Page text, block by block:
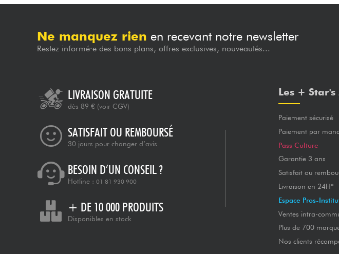
Ne manquez rien en recevant notre newsletter
Restez informé·e des bons plans, offres exclusives, nouveautés...
LIVRAISON GRATUITE
dès 89 € (voir CGV)
SATISFAIT OU REMBOURSÉ
30 jours pour changer d’avis
BESOIN D’UN CONSEIL ?
Hotline : 01 81 930 900
+ DE 10 000 PRODUITS
Disponibles en stock
Les + Star's
Paiement sécurisé
Paiement par
Pass Culture
Garantie 3 ans
Satisfait ou
Livraison en 24H*
Espace Pros-
Ventes intra-
Plus de 700
Nos clients